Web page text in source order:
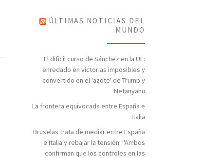
ÚLTIMAS NOTICIAS DEL
MUNDO
El difícil curso de Sánchez en la UE:
enredado en victorias imposibles y
convertido en el 'azote' de Trump y
Netanyahu
La frontera equivocada entre España e
Italia
Bruselas trata de mediar entre España
e Italia y rebajar la tensión: "Ambos
confirman que los controles en las